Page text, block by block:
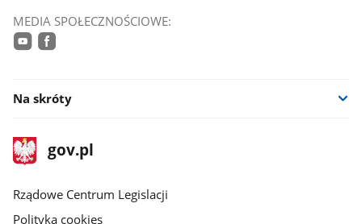
MEDIA SPOŁECZNOŚCIOWE:
Na skróty
stopka
gov.plStrona
gov.pl
Rządowe Centrum Legislacji
Polityka cookies